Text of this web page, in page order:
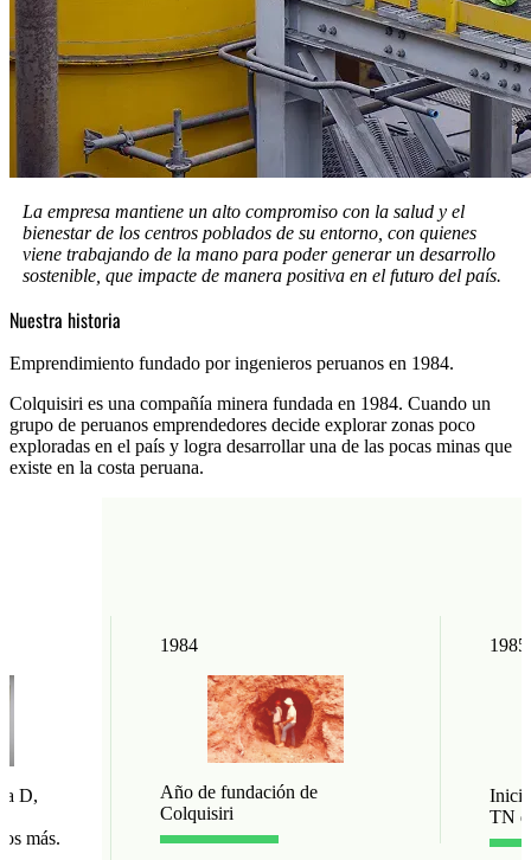
La empresa mantiene un alto compromiso con la salud y el
bienestar de los centros poblados de su entorno, con quienes
viene trabajando de la mano para poder generar un desarrollo
sostenible, que impacte de manera positiva en el futuro del país.
Nuestra historia
Emprendimiento fundado por ingenieros peruanos en 1984.
Colquisiri es una compañía minera fundada en 1984. Cuando un
grupo de peruanos emprendedores decide explorar zonas poco
exploradas en el país y logra desarrollar una de las pocas minas que
existe en la costa peruana.
D,
más.
1984
Año de fundación de
Colquisiri
1985
TN